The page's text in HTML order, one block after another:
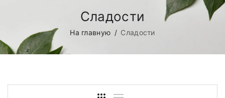
Сладости
На главную Сладости